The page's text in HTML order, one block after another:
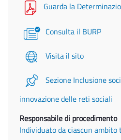
Guarda la
Consulta il BURP
Visita il sito
Sezione Inclusione
innovazione delle reti sociali
Responsabile di procedimento
Individuato da ciascun